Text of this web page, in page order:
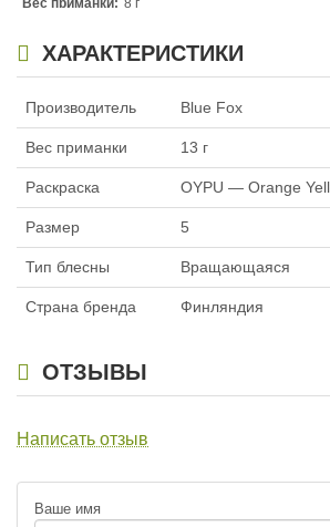
Вес приманки: 8 г
Размер:3
ХАРАКТЕРИСТИКИ
Производитель Blue Fox
Вес приманки 13 г
Раскраска OYPU — Orange
Размер 5
Тип блесны Вращающаяся
Страна бренда Финляндия
ОТЗЫВЫ
Написать отзыв
Ваше имя